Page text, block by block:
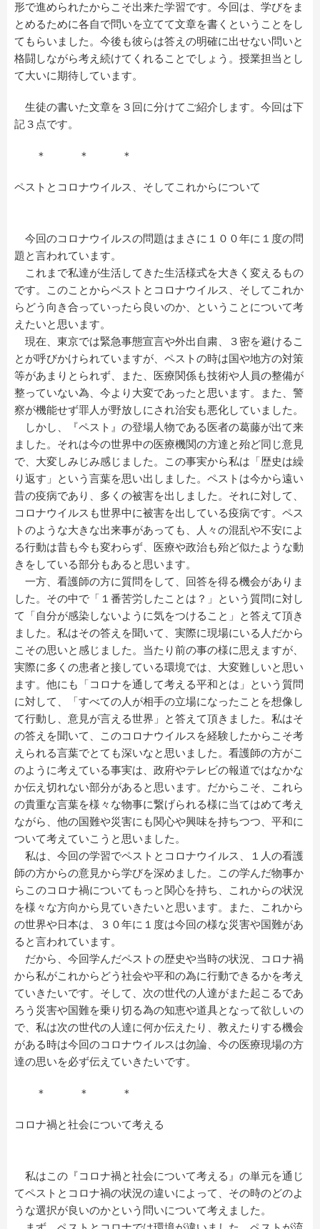
形で進められたからこそ出来た学習です。今回は、学びをま
とめるために各自で問いを立てて文章を書くということをし
てもらいました。今後も彼らは答えの明確に出せない問いと
格闘しながら考え続けてくれることでしょう。授業担当とし
て大いに期待しています。
生徒の書いた文章を３回に分けてご紹介します。今回は下
記３点です。
＊ ＊ ＊
ペストとコロナウイルス、そしてこれからについて
今回のコロナウイルスの問題はまさに１００年に１度の問
題と言われています。
これまで私達が生活してきた生活様式を大きく変えるもの
です。このことからペストとコロナウイルス、そしてこれか
らどう向き合っていったら良いのか、ということについて考
えたいと思います。
現在、東京では緊急事態宣言や外出自粛、３密を避けるこ
とが呼びかけられていますが、ペストの時は国や地方の対策
等があまりとられず、また、医療関係も技術や人員の整備が
整っていない為、今より大変であったと思います。また、警
察が機能せず罪人が野放しにされ治安も悪化していました。
しかし、『ペスト』の登場人物である医者の葛藤が出て来
ました。それは今の世界中の医療機関の方達と殆ど同じ意見
で、大変しみじみ感じました。この事実から私は「歴史は繰
り返す」という言葉を思い出しました。ペストは今から遠い
昔の疫病であり、多くの被害を出しました。それに対して、
コロナウイルスも世界中に被害を出している疫病です。ペス
トのような大きな出来事があっても、人々の混乱や不安によ
る行動は昔も今も変わらず、医療や政治も殆ど似たような動
きをしている部分もあると思います。
一方、看護師の方に質問をして、回答を得る機会がありま
した。その中で「１番苦労したことは？」という質問に対し
て「自分が感染しないように気をつけること」と答えて頂き
ました。私はその答えを聞いて、実際に現場にいる人だから
こその思いと感じました。当たり前の事の様に思えますが、
実際に多くの患者と接している環境では、大変難しいと思い
ます。他にも「コロナを通して考える平和とは」という質問
に対して、「すべての人が相手の立場になったことを想像し
て行動し、意見が言える世界」と答えて頂きました。私はそ
の答えを聞いて、このコロナウイルスを経験したからこそ考
えられる言葉でとても深いなと思いました。看護師の方がこ
のように考えている事実は、政府やテレビの報道ではなかな
か伝え切れない部分があると思います。だからこそ、これら
の貴重な言葉を様々な物事に繋げられる様に当てはめて考え
ながら、他の国難や災害にも関心や興味を持ちつつ、平和に
ついて考えていこうと思いました。
私は、今回の学習でペストとコロナウイルス、１人の看護
師の方からの意見から学びを深めました。この学んだ物事か
らこのコロナ禍についてもっと関心を持ち、これからの状況
を様々な方向から見ていきたいと思います。また、これから
の世界や日本は、３０年に１度は今回の様な災害や国難があ
ると言われています。
だから、今回学んだペストの歴史や当時の状況、コロナ禍
から私がこれからどう社会や平和の為に行動できるかを考え
ていきたいです。そして、次の世代の人達がまた起こるであ
ろう災害や国難を乗り切る為の知恵や道具となって欲しいの
で、私は次の世代の人達に何か伝えたり、教えたりする機会
がある時は今回のコロナウイルスは勿論、今の医療現場の方
達の思いを必ず伝えていきたいです。
＊ ＊ ＊
コロナ禍と社会について考える
私はこの『コロナ禍と社会について考える』の単元を通じ
てペストとコロナ禍の状況の違いによって、その時のどのよ
うな選択が良いのかという問いについて考えました。